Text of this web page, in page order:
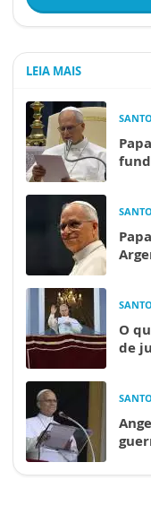
LEIA MAIS
O
de